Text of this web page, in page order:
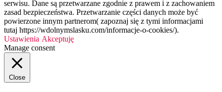
serwisu. Dane są przetwarzane zgodnie z prawem i z zachowaniem
zasad bezpieczeństwa. Przetwarzanie części danych może być
powierzone innym partnerom( zapoznaj się z tymi informacjami
tutaj https://wdolnymslasku.com/informacje-o-cookies/).
Ustawienia Akceptuję
Manage consent
Close